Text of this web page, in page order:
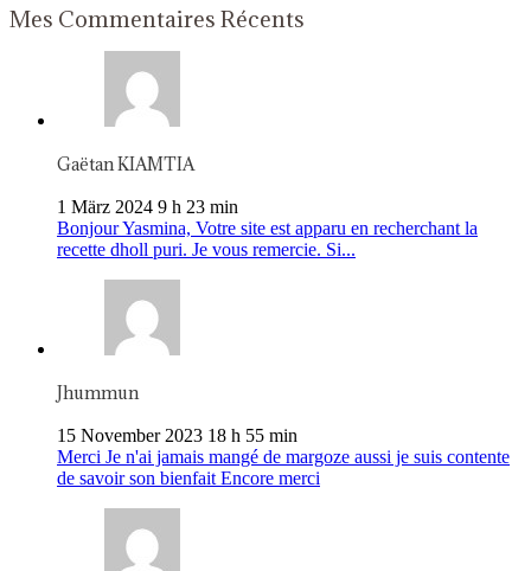
Mes Commentaires Récents
Gaëtan KIAMTIA
1 März 2024 9 h 23 min
Bonjour Yasmina, Votre site est apparu en recherchant la
recette dholl puri. Je vous remercie. Si...
Jhummun
15 November 2023 18 h 55 min
Merci Je n'ai jamais mangé de margoze aussi je suis contente
de savoir son bienfait Encore merci